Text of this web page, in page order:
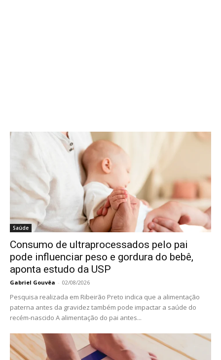
Saúde
Consumo de ultraprocessados pelo pai
pode influenciar peso e gordura do bebê,
aponta estudo da USP
Gabriel Gouvêa - 02/08/2026
Pesquisa realizada em Ribeirão Preto indica que a alimentação
paterna antes da gravidez também pode impactar a saúde do
recém-nascido A alimentação do pai antes...